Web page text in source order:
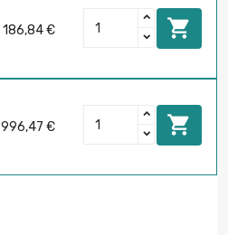
186,84 € 
996,47 € 